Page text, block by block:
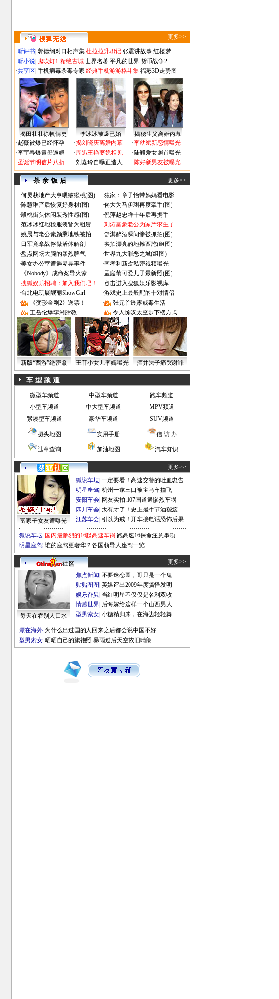
更多>>
·听评书 郭德纲对口相声集 杜拉拉升职记 张震讲故事 红楼梦
·听小说 鬼吹灯1-精绝古城 世界名著 平凡的世界 货币战争2
·共享区 手机病毒杀毒专家 经典手机游游格斗集 福彩3D走势图
揭田壮壮徐帆情史 李冰冰被爆已婚
揭秘生父离婚内幕
·赵薇被爆已经怀孕
·李宇春爆遭母逼婚
·圣诞节明信片八折
·揭刘晓庆离婚内幕
·周迅王艳婆媳相见
·刘嘉玲自曝正造人
·李幼斌新恋情曝光
·陆毅爱女照首曝光
·陈好新男友被曝光
茶 余 饭 后 更多>>
·何炅获地产大亨喂猕猴桃(图) ·独家：章子怡带妈妈看电影
·陈慧琳产后恢复好身材(图) ·佟大为马伊琍再度牵手(图)
·殷桃街头休闲装秀性感(图) ·倪萍赵忠祥十年后再携手
·范冰冰红地毯服装皆为租赁 ·刘涛富豪老公为家产求生子
·姚晨与老公素颜乘地铁被拍 ·舒淇醉酒瞬间惨被抓拍(图)
· 日军竟拿战俘做活体解剖 ·实拍漂亮的地摊西施(组图)
·盘点网坛大腕的暴烈脾气 ·世界九大罪恶之城(组图)
·美女办公室遭遇灵异事件 ·李孝利新欢私密视频曝光
· 《Nobody》成命案导火索 ·孟庭苇可爱儿子最新照(图)
·搜狐娱乐招聘：加入我们吧！ ·点击进入搜狐娱乐影视库
·台北电玩展靓丽ShowGirl ·游戏史上最般配的十对情侣
·
《变形金刚2》送票！ ·
张元首透露戒毒生活
·
王岳伦爆李湘胎教 · 令人惊叹太空步下楼方式
新版“西游”绝密照 王菲小女儿李嫣曝光 酒井法子痛哭谢罪
车 型 频 道
微型车频道 中型车频道
跑车频道
小型车频道
中大型车频道
MPV频道
紧凑型车频道
豪华车频道 SUV频道
摄头地图 实用手册 信 访 办
违章查询 加油地图 汽车知识
更多>>
富家子女友遭曝光
狐说车坛 一定要看！高速交警的吐血忠告
明星座驾 杭州一家三口被宝马车撞飞
安阳车会 网友实拍:107国道遇惨烈车祸
四川车会 太有才了！史上最牛节油秘笈
江苏车会 引以为戒！开车接电话恐怖后果
狐说车坛 国内最惨烈的16起高速车祸 跑高速16保命注意事项
明星座驾 谁的座驾更奢华？各国领导人座驾一览
更多>>
每天在吞别人口水
焦点新闻 不要迷恋哥，哥只是一个鬼
贴贴图图 英媒评出2009年度搞怪发明
娱乐旮旯 当红明星不仅仅是名利双收
情感世界 后悔嫁给这样一个山西男人
型男索女 小糖精归来，在海边轻轻舞
漂在海外 为什么出过国的人回来之后都会说中国不好
型男索女 晒晒自己的旗袍照 暴雨过后天空依旧晴朗